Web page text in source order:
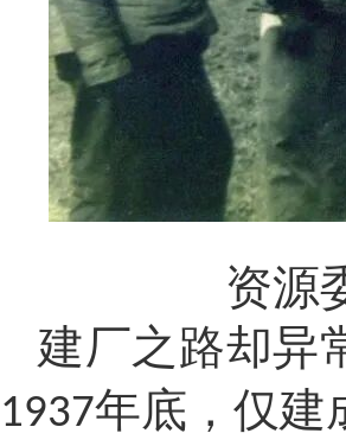
资源
建厂之路却异
1937年底，仅建